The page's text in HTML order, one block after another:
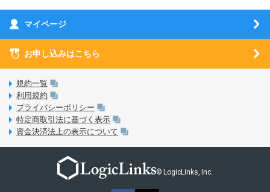
5G回線オプションについて
LINE年齢認証について
LinksStoreについて
MVNOのギモンを解消！
3Dセキュアについて
未成年者の方のご契約
通信制限について
動作確認済み端末一覧
SIMサービスについて
SIMロック解除ガイド
LinksMateのサービスについて
LPについて
おすすめプラン
お申し込み方法
刀剣乱舞-ONLINE- Pocket
あんさんぶるスターズ！！Music
マイページ
お申し込みはこちら
規約一覧
利用規約
プライバシーポリシー
特定商取引法に基づく表示
資金決済法上の表示について
© LogicLinks, Inc.